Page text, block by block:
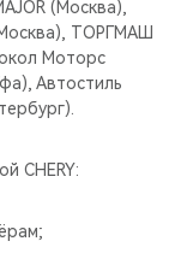
(Москва),
ТОРГМАШ
Моторс
Автостиль
CHERY: